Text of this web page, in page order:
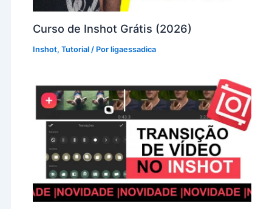
Curso de Inshot Grátis (2026)
Inshot,Tutorial / Porligaessadica